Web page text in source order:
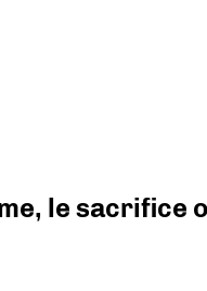
le sacrifice